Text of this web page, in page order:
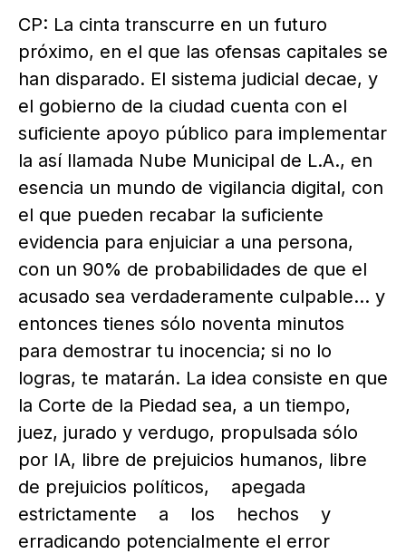
CP: La cinta transcurre en un futuro
próximo, en el que las ofensas capitales se
han disparado. El sistema judicial decae, y
el gobierno de la ciudad cuenta con el
suficiente apoyo público para implementar
la así llamada Nube Municipal de L.A., en
esencia un mundo de vigilancia digital, con
el que pueden recabar la suficiente
evidencia para enjuiciar a una persona,
con un 90% de probabilidades de que el
acusado sea verdaderamente culpable… y
entonces tienes sólo noventa minutos
para demostrar tu inocencia; si no lo
logras, te matarán. La idea consiste en que
la Corte de la Piedad sea, a un tiempo,
juez, jurado y verdugo, propulsada sólo
por IA, libre de prejuicios humanos, libre
de prejuicios políticos, apegada
estrictamente a los hechos y
erradicando potencialmente el error